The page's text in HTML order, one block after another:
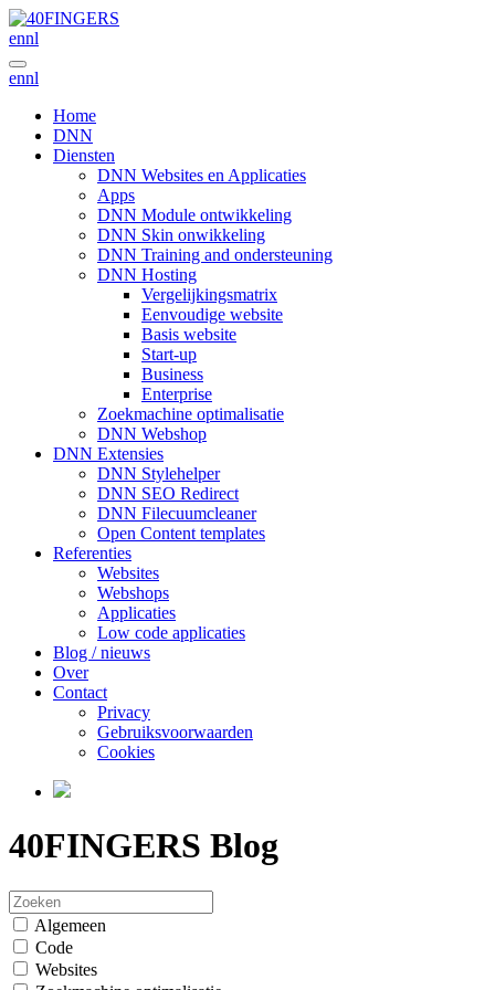
ennl
ennl
Home
DNN
Diensten
DNN Websites en Applicaties
Apps
DNN Module ontwikkeling
DNN Skin onwikkeling
DNN Training and ondersteuning
DNN Hosting
Vergelijkingsmatrix
Eenvoudige website
Basis website
Start-up
Business
Enterprise
Zoekmachine optimalisatie
DNN Webshop
DNN Extensies
DNN Stylehelper
DNN SEO Redirect
DNN Filecuumcleaner
Open Content templates
Referenties
Websites
Webshops
Applicaties
Low code applicaties
Blog / nieuws
Over
Contact
Privacy
Gebruiksvoorwaarden
Cookies
40FINGERS Blog
Algemeen
Code
Websites